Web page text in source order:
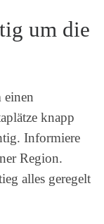
um die
knapp
Informiere
Region.
alles geregelt